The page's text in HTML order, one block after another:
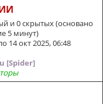
и 0 скрытых (основано
5 минут)
14 окт 2025, 06:48
[Spider]